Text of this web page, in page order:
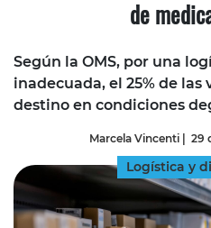
de
Según la OMS, por una
inadecuada, el 25% de las
destino en condiciones
Marcela Vincenti| 29
Logística y